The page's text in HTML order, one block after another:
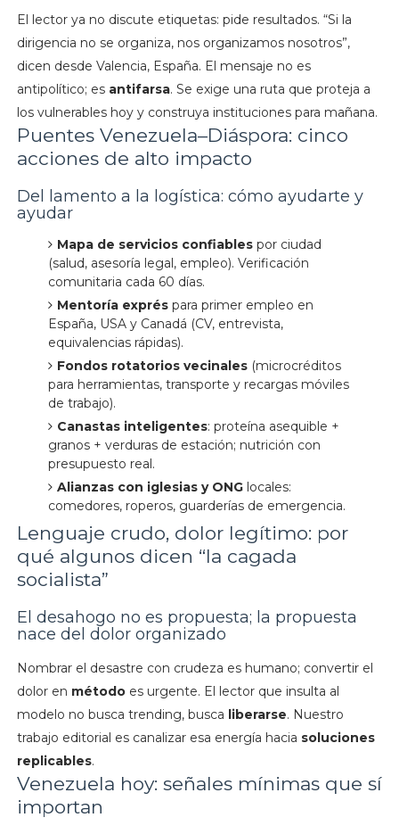
El lector ya no discute etiquetas: pide resultados. “Si la
dirigencia no se organiza, nos organizamos nosotros”,
dicen desde Valencia, España. El mensaje no es
antipolítico; es antifarsa. Se exige una ruta que proteja a
los vulnerables hoy y construya instituciones para mañana.
Puentes Venezuela–Diáspora: cinco
acciones de alto impacto
Del lamento a la logística: cómo ayudarte y
ayudar
Mapa de servicios confiablespor ciudad
(salud, asesoría legal, empleo). Verificación
comunitaria cada 60 días.
Mentoría expréspara primer empleo en
España, USA y Canadá (CV, entrevista,
equivalencias rápidas).
Fondos rotatorios vecinales(microcréditos
para herramientas, transporte y recargas móviles
de trabajo).
Canastas inteligentes: proteína asequible +
granos + verduras de estación; nutrición con
presupuesto real.
Alianzas con iglesias y ONGlocales:
comedores, roperos, guarderías de emergencia.
Lenguaje crudo, dolor legítimo: por
qué algunos dicen “la cagada
socialista”
El desahogo no es propuesta; la propuesta
nace del dolor organizado
Nombrar el desastre con crudeza es humano; convertir el
dolor en métodoes urgente. El lector que insulta al
modelo no busca trending, busca liberarse. Nuestro
trabajo editorial es canalizar esa energía hacia soluciones
replicables.
Venezuela hoy: señales mínimas que sí
importan